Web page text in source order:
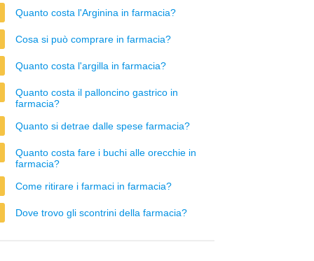
Quanto costa l'Arginina in farmacia?
Cosa si può comprare in farmacia?
Quanto costa l'argilla in farmacia?
Quanto costa il palloncino gastrico in
farmacia?
Quanto si detrae dalle spese farmacia?
Quanto costa fare i buchi alle orecchie in
farmacia?
Come ritirare i farmaci in farmacia?
Dove trovo gli scontrini della farmacia?